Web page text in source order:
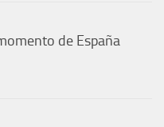
de España